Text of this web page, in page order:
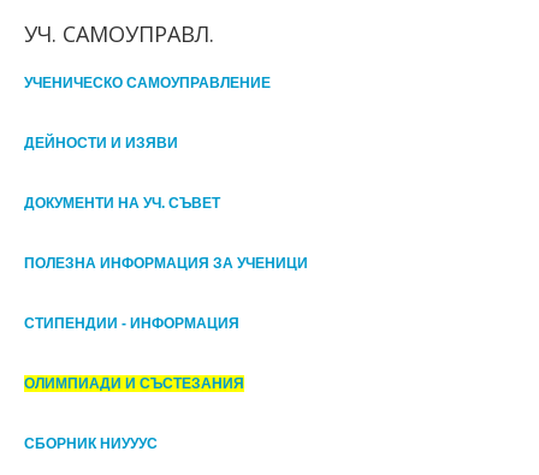
УЧ. САМОУПРАВЛ.
УЧЕНИЧЕСКО САМОУПРАВЛЕНИЕ
ДЕЙНОСТИ И ИЗЯВИ
ДОКУМЕНТИ НА УЧ. СЪВЕТ
ПОЛЕЗНА ИНФОРМАЦИЯ ЗА УЧЕНИЦИ
СТИПЕНДИИ - ИНФОРМАЦИЯ
ОЛИМПИАДИ И СЪСТЕЗАНИЯ
СБОРНИК НИУУУС